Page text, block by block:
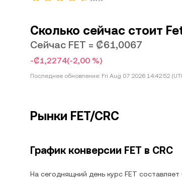
Сколько сейчас стоит
Сейчас FET = ₡61,0067
-₡1,2274(-2,00 %)
Последнее обновление: Fri Aug 07 2026 14:42:52
Рынки FET/CRC
График конверсии FET в CRC
На сегоднящний день курс FET